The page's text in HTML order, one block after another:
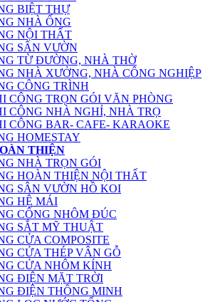
BIỆT THỰ
NHÀ ỐNG
NỘI THẤT
SÂN VƯỜN
TỪ ĐƯỜNG, NHÀ THỜ
NHÀ XƯỞNG, NHÀ CÔNG NGHIỆP
CÔNG TRÌNH
CÔNG TRỌN GÓI VĂN PHÒNG
CÔNG NHÀ NGHỈ, NHÀ TRỌ
CÔNG BAR- CAFE- KARAOKE
HOMESTAY
THIỆN
NHÀ TRỌN GÓI
HOÀN THIỆN NỘI THẤT
SÂN VƯỜN HỒ KOI
HỆ MÁI
CỔNG NHÔM ĐÚC
SẮT MỸ THUẬT
CỬA COMPOSITE
CỬA THÉP VÂN GỖ
CỬA NHÔM KÍNH
ĐIỆN MẶT TRỜI
ĐIỆN THÔNG MINH